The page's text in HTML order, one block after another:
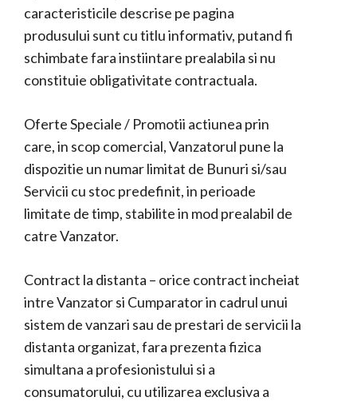
caracteristicile descrise pe pagina
produsului sunt cu titlu informativ, putand fi
schimbate fara instiintare prealabila si nu
constituie obligativitate contractuala.
Oferte Speciale / Promotii actiunea prin
care, in scop comercial, Vanzatorul pune la
dispozitie un numar limitat de Bunuri si/sau
Servicii cu stoc predefinit, in perioade
limitate de timp, stabilite in mod prealabil de
catre Vanzator.
Contract la distanta – orice contract incheiat
intre Vanzator si Cumparator in cadrul unui
sistem de vanzari sau de prestari de servicii la
distanta organizat, fara prezenta fizica
simultana a profesionistului si a
consumatorului, cu utilizarea exclusiva a